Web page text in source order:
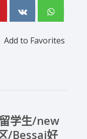
Add to Favorites
学生/new
/Bessai好